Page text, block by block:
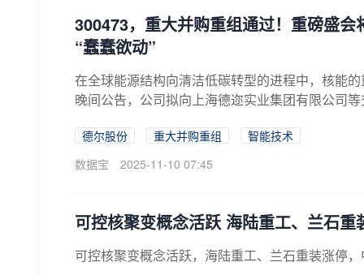
300473，重大并购重组通过！重磅盛
“蠢蠢欲动”
在全球能源结构向清洁低碳转型的进程中，核能
晚间公告，公司拟向上海德迩实业集团有限公司
德尔股份 重大并购重组
智能技术
数据宝
2025-11-10 07:45
可控核聚变概念活跃 海陆重工、兰石重
可控核聚变概念活跃，海陆重工、兰石重装涨停